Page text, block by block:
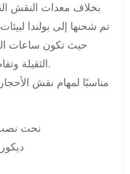
بخلاف معدات النقش
تم شحنها إلى بولندا
حيث تكون ساعات
الثقيلة وتفاصيل النقش المعقدة شائعة.
نحت نصب